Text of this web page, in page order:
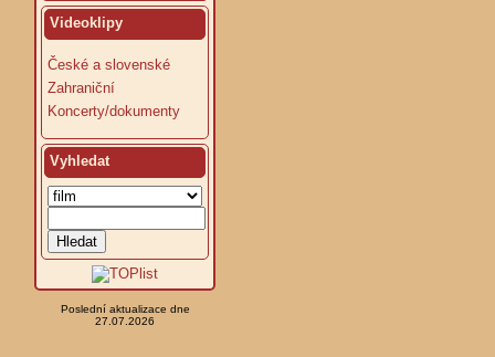
Videoklipy
České a slovenské
Zahraniční
Koncerty/dokumenty
Vyhledat
Poslední aktualizace dne
27.07.2026